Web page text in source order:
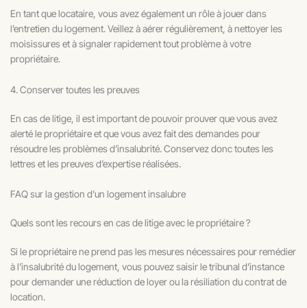
En tant que locataire, vous avez également un rôle à jouer dans
l’entretien du logement. Veillez à aérer régulièrement, à nettoyer les
moisissures et à signaler rapidement tout problème à votre
propriétaire.
4. Conserver toutes les preuves
En cas de litige, il est important de pouvoir prouver que vous avez
alerté le propriétaire et que vous avez fait des demandes pour
résoudre les problèmes d’insalubrité. Conservez donc toutes les
lettres et les preuves d’expertise réalisées.
FAQ sur la gestion d'un logement insalubre
Quels sont les recours en cas de litige avec le propriétaire ?
Si le propriétaire ne prend pas les mesures nécessaires pour remédier
à l’insalubrité du logement, vous pouvez saisir le tribunal d’instance
pour demander une réduction de loyer ou la résiliation du contrat de
location.